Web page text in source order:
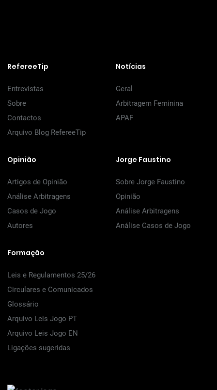
RefereeTip
Entrevistas
Sobre
Contactos
Arquivo Blog RefereeTip
Notícias
Geral
Arbitragem Feminina
APAF
Opinião
Artigos de Opinião
Análise Arbitragens
Casos de Jogo
Autores
Jorge Faustino
Sobre Jorge Faustino
Opinião
Análise Arbitragens
Análise Casos de Jogo
Formação
Leis e Regulamentos 25/26
Circulares e Comunicados
Glossário
Arquivo Leis Jogo PT
Arquivo Leis Jogo EN
Ligações sugeridas